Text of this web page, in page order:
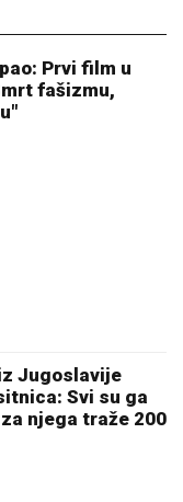
Prvi film u
fašizmu,
Jugoslavije
Svi su ga
njega traže 200